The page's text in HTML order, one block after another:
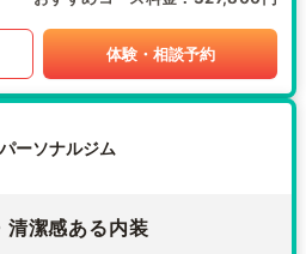
体験・相談予約
ーソナルジム
清潔感ある内装